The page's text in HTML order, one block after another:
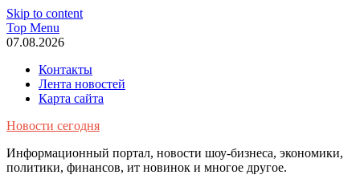
Skip to content
Top Menu
07.08.2026
Контакты
Лента новостей
Карта сайта
Новости сегодня
Информационный портал, новости шоу-бизнеса, экономики,
политики, финансов, ит новинок и многое другое.